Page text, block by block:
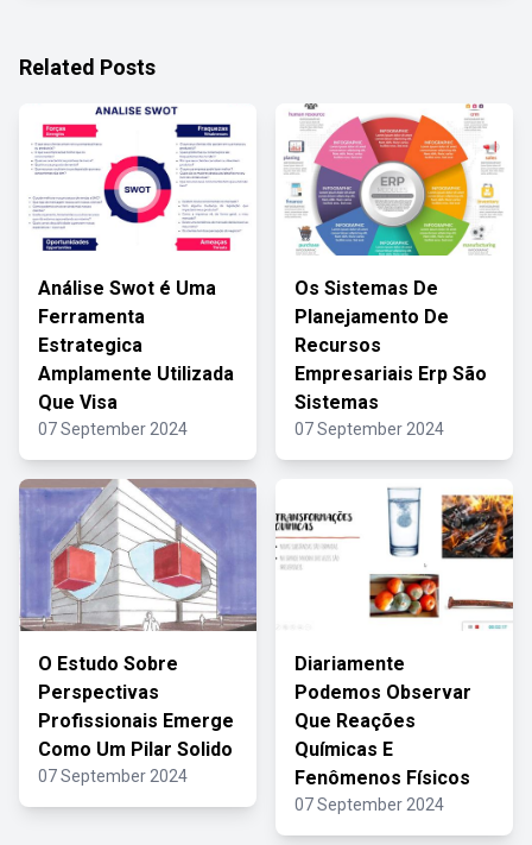
Related Posts
Análise Swot é Uma
Ferramenta
Estrategica
Amplamente Utilizada
Que Visa
07 September 2024
Os Sistemas De
Planejamento De
Recursos
Empresariais Erp São
Sistemas
07 September 2024
O Estudo Sobre
Perspectivas
Profissionais Emerge
Como Um Pilar Solido
07 September 2024
Diariamente
Podemos Observar
Que Reações
Químicas E
Fenômenos Físicos
07 September 2024